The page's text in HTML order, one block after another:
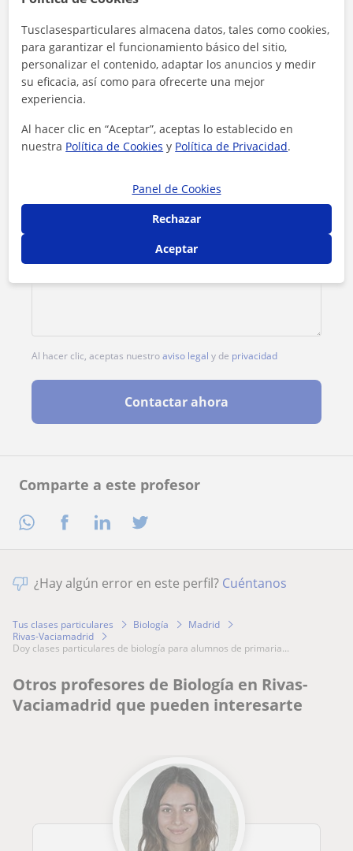
Comparte a este profesor
Tarifa 12€/h
1ª clase gratis
Al hacer clic, aceptas nuestroaviso legal y de privacidad
Contactar ahora
¿Hay algún error en este perfil? Cuéntanos
Tus clases particulares Biología
Madrid
Rivas-Vaciamadrid
doy clases particulares de biología para alumnos de primaria...
Otros profesores de Biología en Rivas-
Vaciamadrid que pueden interesarte
Tusclasesparticulares almacena datos, tales como cookies,
para garantizar el funcionamiento básico del sitio,
personalizar el contenido, adaptar los anuncios y medir
su eficacia, así como para ofrecerte una mejor
experiencia.
Al hacer clic en “Aceptar”, aceptas lo establecido en
nuestra Política de Cookies y Política de Privacidad.
Panel de Cookies
Rechazar
Aceptar